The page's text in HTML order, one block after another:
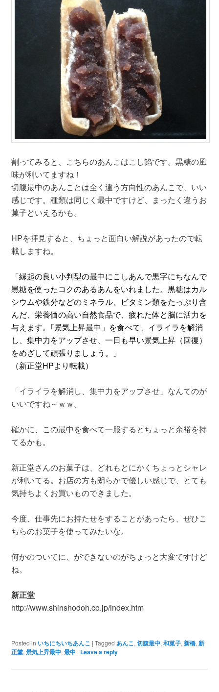
割ってみると、こちらのあんこはこし餡です。黒糖の風
味が利いてますね！
切腹最中のあんことは全く違う方向性のあんこで、いい
感じです。種類は同じく最中ですけど、まったく違うお
菓子といえるかも。
HPを拝見すると、ちょっと面白い解説があったので転
載しますね。
「縁起の良い小判型の最中にこしあんで黒字にちなんで
黒糖を使ったコクのあるあんをいれました。黒糖はカル
シウムや鉄分などのミネラル、ビタミン類をたっぷり含
んだ、栄養価の高い自然食品で、疲れた体と脳に活力を
与えます。｢景気上昇最中」を食べて、イライラを解消
し、集中力をアップさせ、一日も早い景気上昇（回復）
をめざして頑張りましょう。」
（新正堂HPより転載）
「イライラを解消し、集中力をアップさせ」なんてのが
いいですね～ｗｗ。
確かに、この最中を食べて一服するとちょっと余裕を持
てるかも。
新正堂さんのお菓子は、どれもとにかくちょっとシャレ
が利いてる。お店の方も朗らかで優しい感じで、とても
気持ちよくお買いものできました。
今度、仕事先にお持たせをすることがあったら、ぜひこ
ちらのお菓子を使ってみたいな。
何かのついでに、ができないのがちょっと大変ですけど
ね。
新正堂
http://www.shinshodoh.co.jp/index.htm
Posted in いちにちいちあんこ | Tagged あんこ, 切腹最中, 和菓子, 新橋, 新
正堂, 景気上昇最中, 最中 | Leave a reply